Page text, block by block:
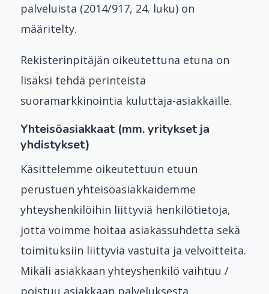
palveluista (2014/917, 24. luku) on
määritelty.
Rekisterinpitäjän oikeutettuna etuna on
lisäksi tehdä perinteistä
suoramarkkinointia kuluttaja-asiakkaille.
Yhteisöasiakkaat (mm. yritykset ja
yhdistykset)
Käsittelemme oikeutettuun etuun
perustuen yhteisöasiakkaidemme
yhteyshenkilöihin liittyviä henkilötietoja,
jotta voimme hoitaa asiakassuhdetta sekä
toimituksiin liittyviä vastuita ja velvoitteita.
Mikäli asiakkaan yhteyshenkilö vaihtuu /
poistuu asiakkaan palveluksesta,